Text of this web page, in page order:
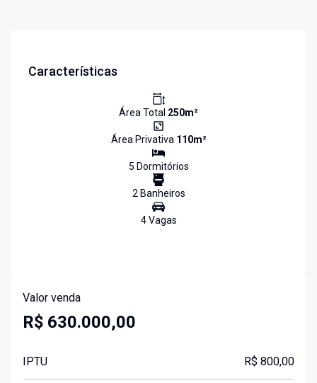
Características
Área Total 250m²
Área Privativa 110m²
5 Dormitórios
2Banheiros
4Vagas
Valor venda
R$ 630.000,00
IPTU R$ 800,00